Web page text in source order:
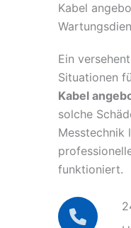
Kabel
Ein
Situationen
Kabel
solche
Messtechnik
funktioniert.